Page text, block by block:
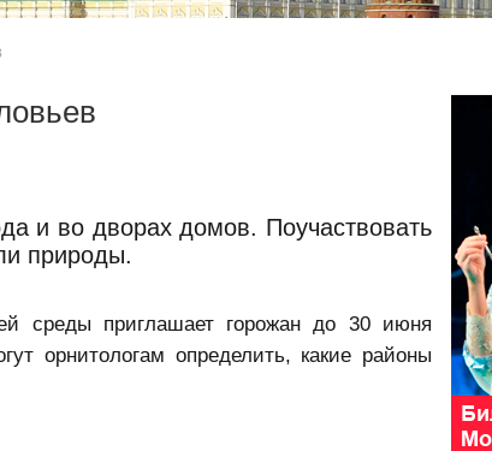
и во дворах домов. Поучаствовать
природы.
среды приглашает горожан до 30 июня
орнитологам определить, какие районы